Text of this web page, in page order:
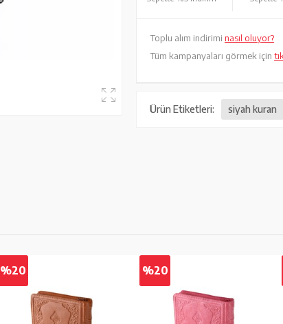
Toplu alım indirimi nasıl oluyor?
Tüm kampanyaları görmek için
Ürün Etiketleri: siyah kuran
%20 %20